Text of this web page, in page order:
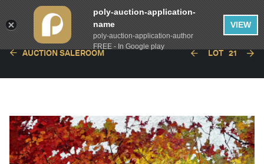
AUCTION SALEROOM LOT 21
poly-auction-application-
name
poly-auction-application-author
FREE - In Google play
VIEW